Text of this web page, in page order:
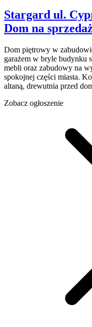
Stargard ul.
Dom na sprzedaż
Dom piętrowy w
garażem w bryle budynku
mebli oraz zabudowy na
spokojnej części miasta.
altaną, drewutnia przed
Zobacz ogłoszenie